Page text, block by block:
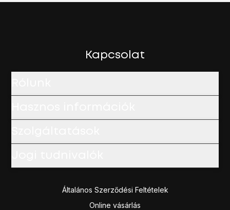
Kapcsolat
Általános Szerződési Feltételek
Online vásárlás